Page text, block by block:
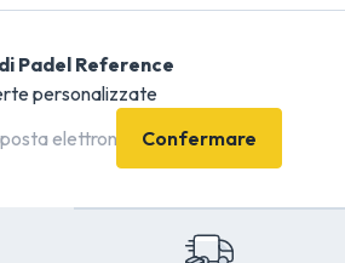
Padel Reference
personalizzate
Confermare